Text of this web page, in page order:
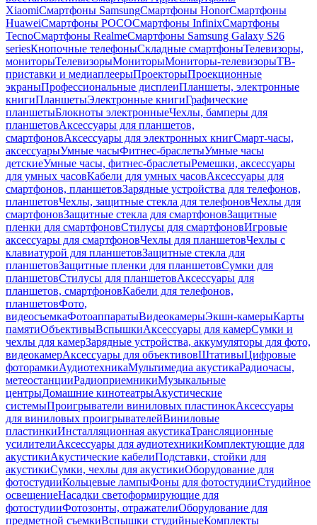
XiaomiСмартфоны SamsungСмартфоны HonorСмартфоны
HuaweiСмартфоны POCOСмартфоны InfinixСмартфоны
TecnoСмартфоны RealmeСмартфоны Samsung Galaxy S26
seriesКнопочные телефоныСкладные смартфоныТелевизоры,
мониторыТелевизорыМониторыМониторы-телевизорыТВ-
приставки и медиаплеерыПроекторыПроекционные
экраныПрофессиональные дисплеиПланшеты, электронные
книгиПланшетыЭлектронные книгиГрафические
планшетыБлокноты электронныеЧехлы, бамперы для
планшетовАксессуары для планшетов,
смартфоновАксессуары для электронных книгСмарт-часы,
аксессуарыУмные часыФитнес-браслетыУмные часы
детскиеУмные часы, фитнес-браслетыРемешки, аксессуары
для умных часовКабели для умных часовАксессуары для
смартфонов, планшетовЗарядные устройства для телефонов,
планшетовЧехлы, защитные стекла для телефоновЧехлы для
смартфоновЗащитные стекла для смартфоновЗащитные
пленки для смартфоновСтилусы для смартфоновИгровые
аксессуары для смартфоновЧехлы для планшетовЧехлы с
клавиатурой для планшетовЗащитные стекла для
планшетовЗащитные пленки для планшетовСумки для
планшетовСтилусы для планшетовАксессуары для
планшетов, смартфоновКабели для телефонов,
планшетовФото,
видеосъемкаФотоаппаратыВидеокамерыЭкшн-камерыКарты
памятиОбъективыВспышкиАксессуары для камерСумки и
чехлы для камерЗарядные устройства, аккумуляторы для фото,
видеокамерАксессуары для объективовШтативыЦифровые
фоторамкиАудиотехникаМультимедиа акустикаРадиочасы,
метеостанцииРадиоприемникиМузыкальные
центрыДомашние кинотеатрыАкустические
системыПроигрыватели виниловых пластинокАксессуары
для виниловых проигрывателейВиниловые
пластинкиИнсталляционная акустикаТрансляционные
усилителиАксессуары для аудиотехникиКомплектующие для
акустикиАкустические кабелиПодставки, стойки для
акустикиСумки, чехлы для акустикиОборудование для
фотостудииКольцевые лампыФоны для фотостудииСтудийное
освещениеНасадки светоформирующие для
фотостудииФотозонты, отражателиОборудование для
предметной съемкиВспышки студийныеКомплекты